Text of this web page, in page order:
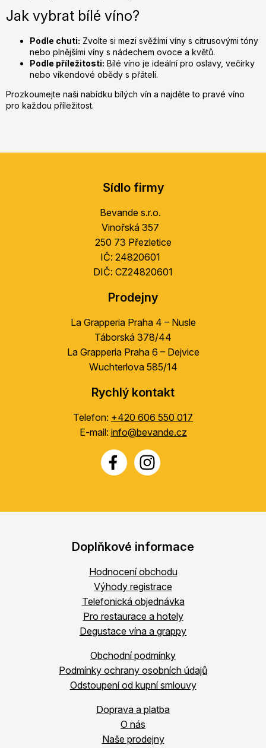
Jak vybrat bílé víno?
Podle chuti: Zvolte si mezi svěžími víny s citrusovými tóny
nebo plnějšími víny s nádechem ovoce a květů.
Podle příležitosti: Bílé víno je ideální pro oslavy, večírky
nebo víkendové obědy s přáteli.
Prozkoumejte naši nabídku bílých vín a najděte to pravé víno
pro každou příležitost.
Sídlo firmy
Bevande s.r.o.
Vinořská 357
250 73 Přezletice
IČ: 24820601
DIČ: CZ24820601
Prodejny
La Grapperia Praha 4 – Nusle
Táborská 378/44
La Grapperia Praha 6 – Dejvice
Wuchterlova 585/14
Rychlý kontakt
Telefon: +420 606 550 017
E-mail: info@bevande.cz
Doplňkové informace
Hodnocení obchodu
Výhody registrace
Telefonická objednávka
Pro restaurace a hotely
Degustace vína a grappy
Obchodní podmínky
Podmínky ochrany osobních údajů
Odstoupení od kupní smlouvy
Doprava a platba
O nás
Naše prodejny